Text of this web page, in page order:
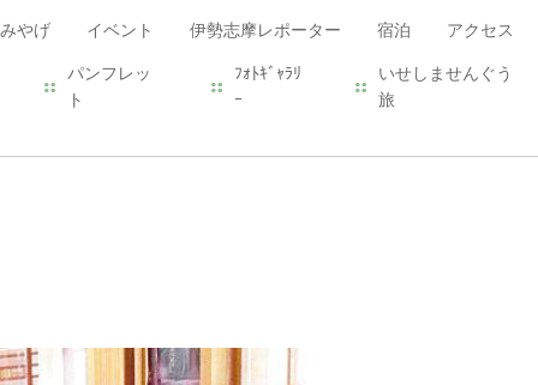
やげ イベント 伊勢志摩レポーター 宿泊 アクセス
パンフレッ
ト
ﾌｫﾄｷﾞｬﾗﾘ
ｰ
いせしませんぐう
旅